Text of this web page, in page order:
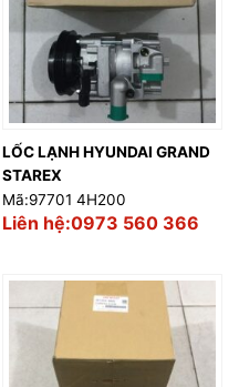
LỐC LẠNH HYUNDAI GRAND
STAREX
Mã:97701 4H200
Liên hệ:0973 560 366